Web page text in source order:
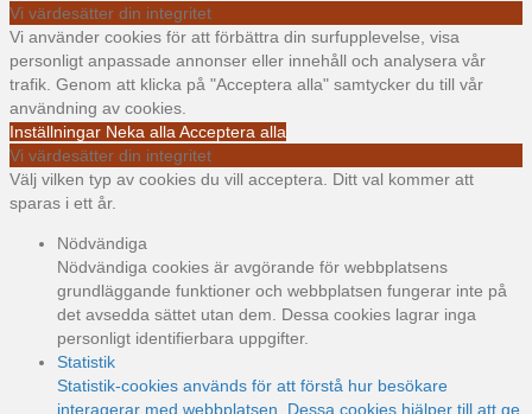
Vi värdesätter din integritet
Vi använder cookies för att förbättra din surfupplevelse, visa
personligt anpassade annonser eller innehåll och analysera vår
trafik. Genom att klicka på "Acceptera alla" samtycker du till vår
användning av cookies.
Inställningar Neka alla Acceptera alla
Vi värdesätter din integritet
Välj vilken typ av cookies du vill acceptera. Ditt val kommer att
sparas i ett år.
Nödvändiga
Nödvändiga cookies är avgörande för webbplatsens
grundläggande funktioner och webbplatsen fungerar inte på
det avsedda sättet utan dem. Dessa cookies lagrar inga
personligt identifierbara uppgifter.
Statistik
Statistik-cookies används för att förstå hur besökare
interagerar med webbplatsen. Dessa cookies hjälper till att ge